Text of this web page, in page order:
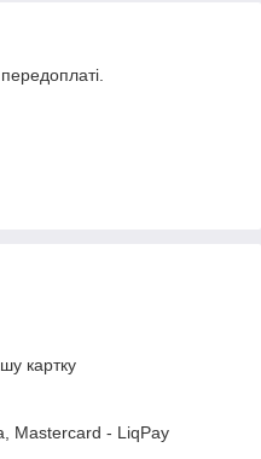
картку
Mastercard - LiqPay